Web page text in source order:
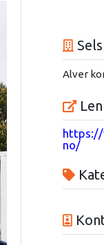
Alver
https://
no/